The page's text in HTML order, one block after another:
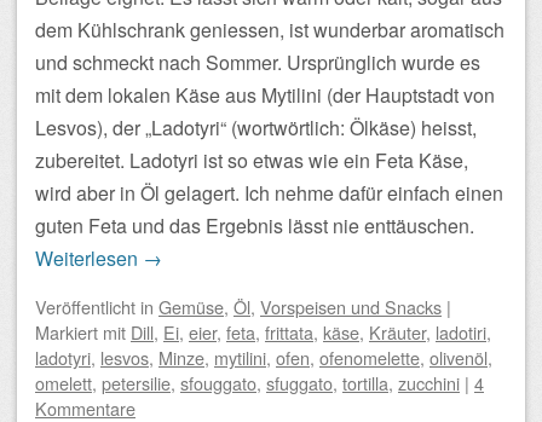
dem Kühlschrank geniessen, ist wunderbar aromatisch
und schmeckt nach Sommer. Ursprünglich wurde es
mit dem lokalen Käse aus Mytilini (der Hauptstadt von
Lesvos), der „Ladotyri“ (wortwörtlich: Ölkäse) heisst,
zubereitet. Ladotyri ist so etwas wie ein Feta Käse,
wird aber in Öl gelagert. Ich nehme dafür einfach einen
guten Feta und das Ergebnis lässt nie enttäuschen.
Weiterlesen →
Veröffentlicht in Gemüse, Öl, Vorspeisen und Snacks |
Markiert mit Dill, Ei, eier, feta, frittata, käse, Kräuter, ladotiri,
ladotyri, lesvos, Minze, mytilini, ofen, ofenomelette, olivenöl,
omelett, petersilie, sfouggato, sfuggato, tortilla, zucchini | 4
Kommentare